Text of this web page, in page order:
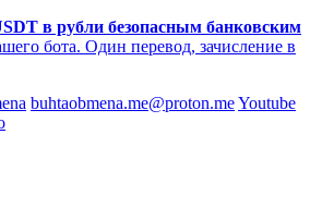
в рубли безопасным банковским
бота. Один перевод, зачисление в
buhtaobmena.me@proton.meYoutube